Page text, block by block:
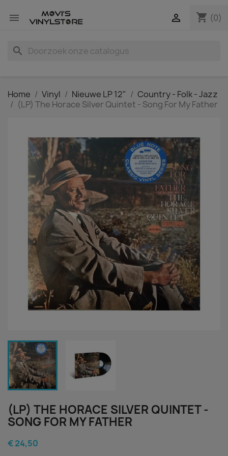
 shopping_cart (0)

search
Home Vinyl Nieuwe LP 12"
Country - Folk - Jazz
(LP) The Horace Silver Quintet - Song For My Father
(LP) THE HORACE SILVER QUINTET -
SONG FOR MY FATHER
€ 24,50